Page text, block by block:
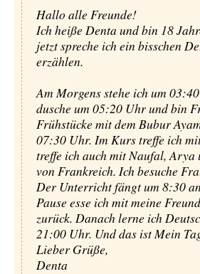
Hallo alle Freunde!
Ich heiße Denta und bin 18
jetzt spreche ich ein bisschen
erzählen.
Am Morgens stehe ich um
dusche um 05:20 Uhr und bin
Frühstücke mit dem Bubur
07:30 Uhr. Im Kurs treffe ich
treffe ich auch mit Naufal, Arya
von Frankreich. Ich besuche
Der Unterricht fängt um 8:30
Pause esse ich mit meine
zurück. Danach lerne ich
21:00 Uhr. Und das ist Mein
Lieber Grüße,
Denta